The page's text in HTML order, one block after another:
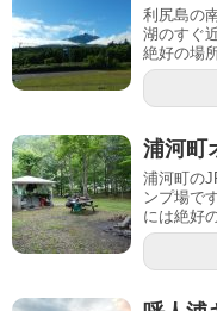
利尻島の
湖のすぐ
絶好の場
浦河町
浦河町の
ンプ場で
には絶好